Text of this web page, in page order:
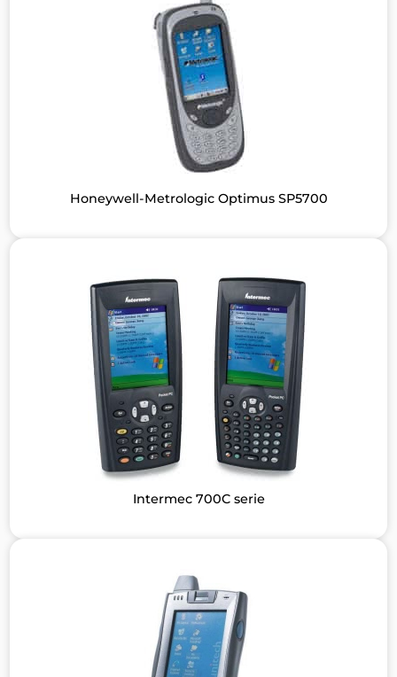
Honeywell-Metrologic Optimus SP5700
Intermec 700C serie